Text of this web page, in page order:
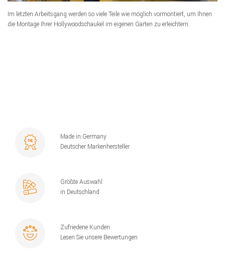
Im letzten Arbeitsgang werden so viele Teile wie möglich vormontiert, um Ihnen
die Montage Ihrer Hollywoodschaukel im eigenen Garten zu erleichtern.
Made in Germany
Deutscher Markenhersteller
Größte Auswahl
in Deutschland
Zufriedene Kunden
Lesen Sie unsere Bewertungen